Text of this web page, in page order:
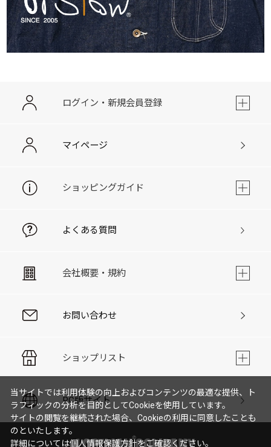
ログイン・新規会員登録
マイページ
ショッピングガイド
よくある質問
会社概要・規約
お問い合わせ
ショップリスト
PC版サイト
当サイトでは利用体験の向上およびコンテンツの最適な提供、ト
ラフィックの分析を目的としてCookieを使用しています。
サイトの閲覧を継続された場合、Cookieの利用に同意したことも
のといたします。
詳細については個人情報保護方針をご確認ください。